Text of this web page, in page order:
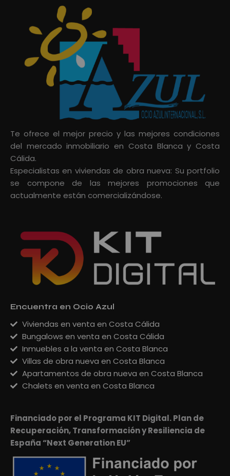
Te ofrece el mejor precio y las mejores condiciones
del mercado inmobiliario en Costa Blanca y Costa
Cálida.
Especialistas en viviendas de obra nueva: Su portfolio
se compone de las mejores promociones que
actualmente están comercializándose.
Encuentra en Ocio Azul
Viviendas en venta en Costa Cálida
Bungalows en venta en Costa Cálida
Inmuebles a la venta en Costa Blanca
Villas de obra nueva en Costa Blanca
Apartamentos de obra nueva en Costa Blanca
Chalets en venta en Costa Blanca
Financiado por el Programa KIT Digital. Plan de
Recuperación, Transformación y Resiliencia de
España “Next Generation EU”